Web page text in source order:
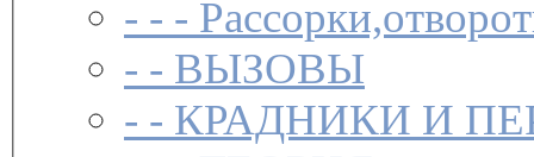
- - -
- - ВЫЗОВЫ
- - КРАДНИКИ И